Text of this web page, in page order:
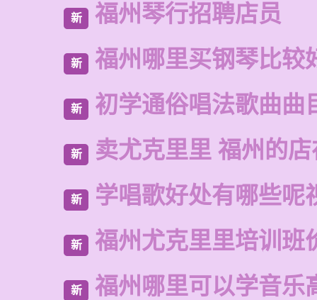
新 福州琴行招聘店员
新 福州哪里买钢琴比较
新 初学通俗唱法歌曲曲
新 卖尤克里里 福州的
新 学唱歌好处有哪些呢
新 福州尤克里里培训班
新 福州哪里可以学音乐